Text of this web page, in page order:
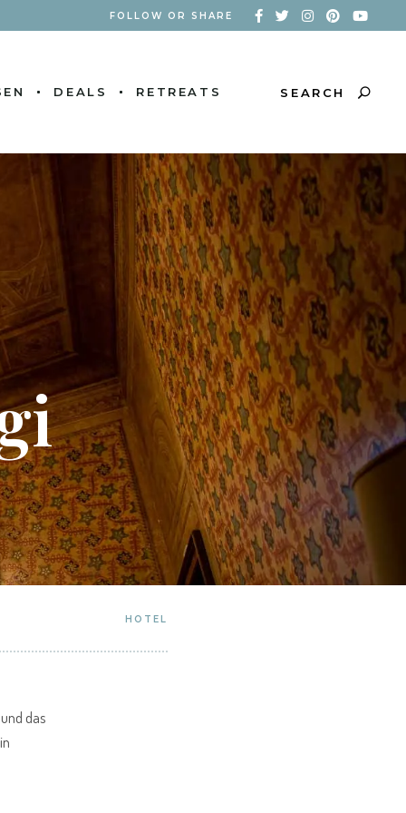
FOLLOW OR SHARE
DEALS RETREATS SEARCH
HOTEL
das